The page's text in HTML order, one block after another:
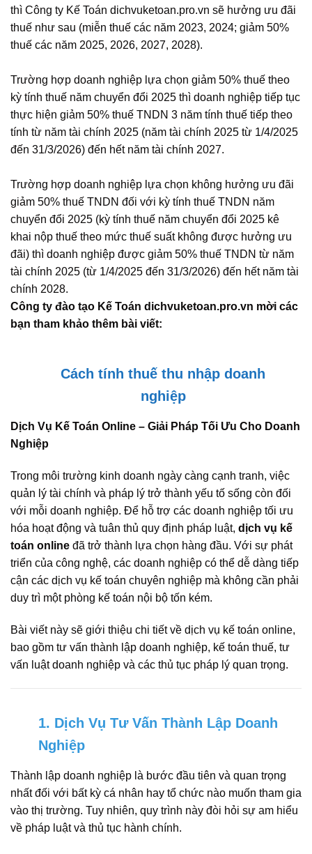
thì Công ty Kế Toán dichvuketoan.pro.vn sẽ hưởng ưu đãi
thuế như sau (miễn thuế các năm 2023, 2024; giảm 50%
thuế các năm 2025, 2026, 2027, 2028).
Trường hợp doanh nghiệp lựa chọn giảm 50% thuế theo
kỳ tính thuế năm chuyển đổi 2025 thì doanh nghiệp tiếp tục
thực hiện giảm 50% thuế TNDN 3 năm tính thuế tiếp theo
tính từ năm tài chính 2025 (năm tài chính 2025 từ 1/4/2025
đến 31/3/2026) đến hết năm tài chính 2027.
Trường hợp doanh nghiệp lựa chọn không hưởng ưu đãi
giảm 50% thuế TNDN đối với kỳ tính thuế TNDN năm
chuyển đổi 2025 (kỳ tính thuế năm chuyển đổi 2025 kê
khai nộp thuế theo mức thuế suất không được hưởng ưu
đãi) thì doanh nghiệp được giảm 50% thuế TNDN từ năm
tài chính 2025 (từ 1/4/2025 đến 31/3/2026) đến hết năm tài
chính 2028.
Công ty đào tạo Kế Toán dichvuketoan.pro.vn mời các
bạn tham khảo thêm bài viết:
Cách tính thuế thu nhập doanh
nghiệp
Dịch Vụ Kế Toán Online – Giải Pháp Tối Ưu Cho Doanh
Nghiệp
Trong môi trường kinh doanh ngày càng cạnh tranh, việc
quản lý tài chính và pháp lý trở thành yếu tố sống còn đối
với mỗi doanh nghiệp. Để hỗ trợ các doanh nghiệp tối ưu
hóa hoạt động và tuân thủ quy định pháp luật, dịch vụ kế
toán online đã trở thành lựa chọn hàng đầu. Với sự phát
triển của công nghệ, các doanh nghiệp có thể dễ dàng tiếp
cận các dịch vụ kế toán chuyên nghiệp mà không cần phải
duy trì một phòng kế toán nội bộ tốn kém.
Bài viết này sẽ giới thiệu chi tiết về dịch vụ kế toán online,
bao gồm tư vấn thành lập doanh nghiệp, kế toán thuế, tư
vấn luật doanh nghiệp và các thủ tục pháp lý quan trọng.
1. Dịch Vụ Tư Vấn Thành Lập Doanh
Nghiệp
Thành lập doanh nghiệp là bước đầu tiên và quan trọng
nhất đối với bất kỳ cá nhân hay tổ chức nào muốn tham gia
vào thị trường. Tuy nhiên, quy trình này đòi hỏi sự am hiểu
về pháp luật và thủ tục hành chính.